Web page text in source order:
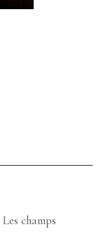
Les champs